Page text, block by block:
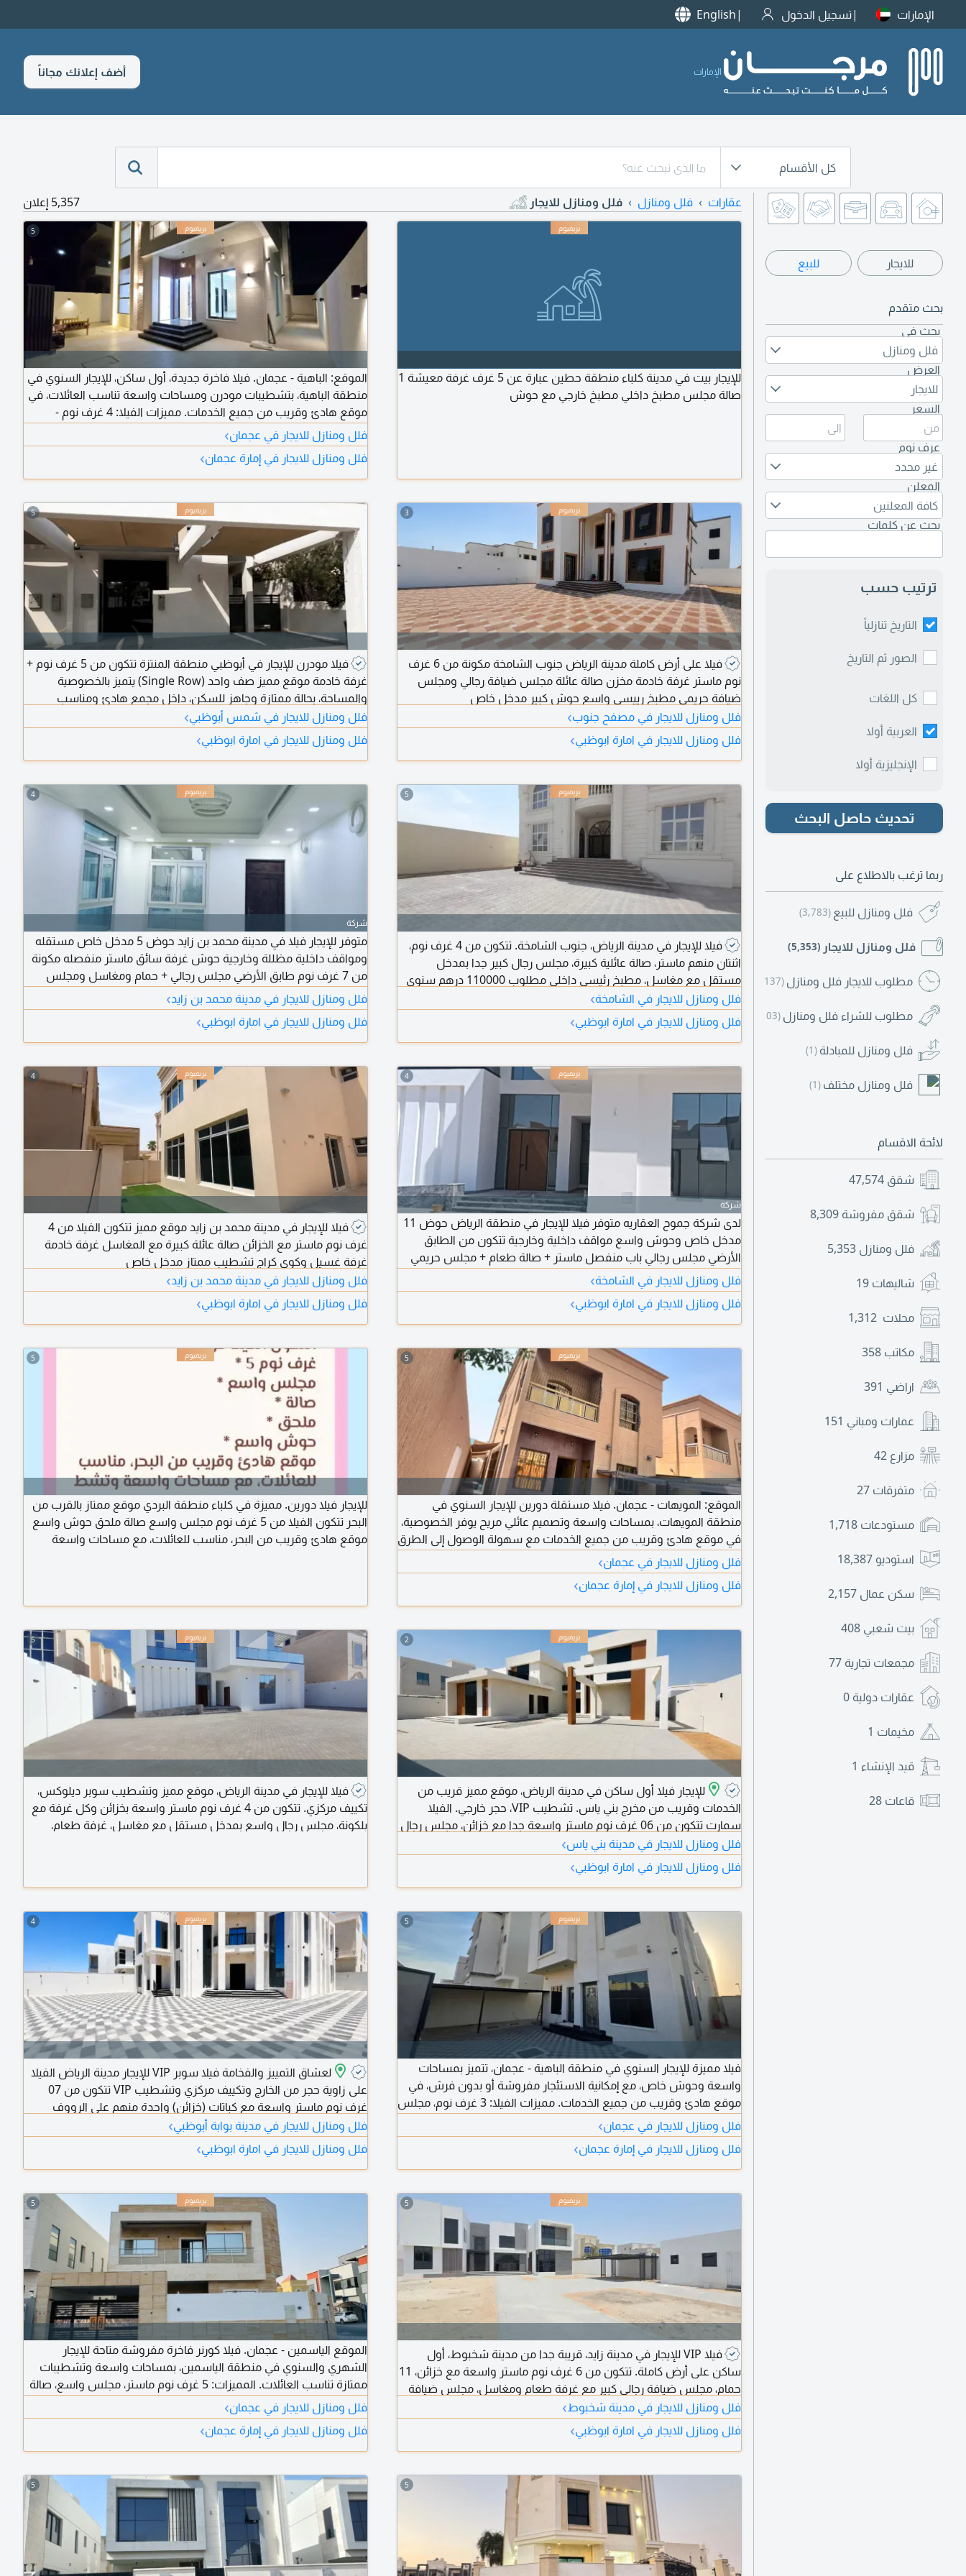
الإمارات تسجيل الدخول English
الإمارات أضف إعلانك مجاناً
كل الأقسام
للايجار للبيع
بحث متقدم
بحث في
فلل ومنازل
العرض
للايجار
السعر
عرف نوم
غير محدد
المعلن
كافة المعلنين
بحث عن كلمات
ترتيب حسب
التاريخ تنازلياً
الصور ثم التاريخ
كل اللغات
العربية أولا
الإنجليزية أولا
تحديث حاصل البحث
ربما ترغب بالاطلاع على
فلل ومنازل للبيع (3,783)
فلل ومنازل للايجار (5,353)
مطلوب للايجار فلل ومنازل (137)
مطلوب للشراء فلل ومنازل (103)
فلل ومنازل للمبادلة (1)
فلل ومنازل مختلف (1)
لائحة الاقسام
شقق 47,574
شقق مفروشة 8,309
فلل ومنازل 5,353
شاليهات 19
محلات 1,312
مكاتب 358
اراضي 391
عمارات ومباني 151
مزارع 42
متفرقات 27
مستودعات 1,718
استوديو 18,387
سكن عمال 2,157
بيت شعبي 408
مجمعات تجارية 77
عقارات دولية 0
مخيمات 1
قيد الإنشاء 1
قاعات 28
عقارات فلل ومنازل فلل ومنازل للايجار 5,357 إعلان
للإيجار بيت في مدينة كلباء منطقة حطين عبارة عن 5 غرف غرفة معيشة 1
صالة مجلس مطبخ داخلي مطبخ خارجي مع حوش
5
الموقع: الباهية - عجمان. فيلا فاخرة جديدة، أول ساكن، للإيجار السنوي في
منطقة الباهية، بتشطيبات مودرن ومساحات واسعة تناسب العائلات، في
موقع هادئ وقريب من جميع الخدمات. مميزات الفيلا: 4 غرف نوم -
طابقان + رووف - صالة واسعة - مجلس - غرفة خادمة - مطبخ على الطراز
الأوروبي - تشطيبات مودرن - أول ساكن - منطقة هادئة - قريبة من جميع
دفعات. التأمين: شيك.
فلل ومنازل للايجار في عجمان›
فلل ومنازل للايجار في إمارة عجمان›
3
فيلا على أرض كاملة مدينة الرياض جنوب الشامخة مكونة من 6 غرف
نوم ماستر غرفة خادمة مخزن صالة عائلة مجلس ضيافة رجالي ومجلس
ضيافة حريمي مطبخ رييسي واسع حوش كبير مدخل خاص
فلل ومنازل للايجار في مصفح جنوب›
فلل ومنازل للايجار في امارة ابوظبي›
5
فيلا مودرن للإيجار في أبوظبي منطقة المنتزة تتكون من 5 غرف نوم +
غرفة خادمة موقع مميز صف واحد (Single Row) يتميز بالخصوصية
والمساحة، بحالة ممتازة وجاهز للسكن، داخل مجمع هادئ ومناسب
للعائلات مواصفات العقار 5 غرف نوم (جميعها ماستر) غرفة خادمة صالة
معيشة واسعة + حمام للضيوف تراس حديقة خاصة مع تنسيق زراعي (لاند
سكيب) اطلالة مباشرة على حديقة المجمع نظام تبريد مائي نظام السلامة
Hasantuk نظام انتركوم تجهيز
فلل ومنازل للايجار في شمس أبوظبي›
فلل ومنازل للايجار في امارة ابوظبي›
5
فيلا للإيجار في مدينة الرياض، جنوب الشامخة. تتكون من 4 غرف نوم،
اثنتان منهم ماستر، صالة عائلية كبيرة، مجلس رجال كبير جدا بمدخل
مستقل مع مغاسل، مطبخ رئيسي داخلي مطلوب 110000 درهم سنوي
فلل ومنازل للايجار في الشامخة›
فلل ومنازل للايجار في امارة ابوظبي›
4
شركة
متوفر للإيجار فيلا في مدينة محمد بن زايد حوض 5 مدخل خاص مستقله
ومواقف داخلية مظللة وخارجية حوش غرفة سائق ماستر منفصله مكونة
من 7 غرف نوم طابق الأرضي مجلس رجالي + حمام ومغاسل ومجلس
مطبخ تحضيري غرفتين ماستر بكبتات و4 غرف بكبتات + 2 حمام وبلكونه
وغرفة خادمة
فلل ومنازل للايجار في مدينة محمد بن زايد›
فلل ومنازل للايجار في امارة ابوظبي›
4
شركة
لدى شركة جموح العقاريه متوفر فيلا للإيجار في منطقة الرياض حوض 11
مدخل خاص وحوش واسع مواقف داخلية وخارجية تتكون من الطابق
الأرضي مجلس رجالي باب منفصل ماستر + صالة طعام + مجلس حريمي
ماستر + صالة ماستر واسعه ويوجد لفت وغرفة خادمة ماستر ومطبخ
الطابق الثاني غرفة ماستر + دريسنج و2 غرفة ماستر وصالة ماستر
وواسعه
فلل ومنازل للايجار في الشامخة›
فلل ومنازل للايجار في امارة ابوظبي›
4
فيلا للإيجار في مدينة محمد بن زايد موقع مميز تتكون الفيلا من 4
غرف نوم ماستر مع الخزائن صالة عائلة كبيرة مع المغاسل غرفة خادمة
غرفة غسيل وكوي كراج تشطيب ممتاز مدخل خاص
فلل ومنازل للايجار في مدينة محمد بن زايد›
فلل ومنازل للايجار في امارة ابوظبي›
5
الموقع: المويهات - عجمان. فيلا مستقلة دورين للإيجار السنوي في
منطقة المويهات، بمساحات واسعة وتصميم عائلي مريح يوفر الخصوصية،
في موقع هادئ وقريب من جميع الخدمات مع سهولة الوصول إلى الطرق
كبيرة - مطبخ واسع - تكييف سبليت بالكامل - فيلا مستقلة - منطقة
الطابق الأرضي: غرفة.
فلل ومنازل للايجار في عجمان›
فلل ومنازل للايجار في إمارة عجمان›
5
للإيجار فيلا دورين. مميزة في كلباء منطقة البردي موقع ممتاز بالقرب من
البحر تتكون الفيلا من 5 غرف نوم مجلس واسع صالة ملحق حوش واسع
موقع هادئ وقريب من البحر، مناسب للعائلات، مع مساحات واسعة
2
للإيجار فيلا أول ساكن في مدينة الرياض، موقع مميز قريب من
الخدمات وقريب من مخرج بني ياس. تشطيب VIP، حجر خارجي. الفيلا
سمارت تتكون من 06 غرف نوم ماستر واسعة جدا مع خزائن، مجلس رجال
مجلس حريم، مطبخ رئيسي خارجي مع ستور، غرفة خادمة وغرفة غسيل
على السطح. تكييف مركزي وسبليت، بوابة الكترونية. الفيلا فيها توثيق
فلل ومنازل للايجار في مدينة بني ياس›
فلل ومنازل للايجار في امارة ابوظبي›
5
فيلا للإيجار في مدينة الرياض، موقع مميز وتشطيب سوبر ديلوكس،
تكييف مركزي. تتكون من 4 غرف نوم ماستر واسعة بخزائن وكل غرفة مع
بلكونة، مجلس رجال واسع بمدخل مستقل مع مغاسل، غرفة طعام،
5
فيلا مميزة للإيجار السنوي في منطقة الباهية - عجمان، تتميز بمساحات
واسعة وحوش خاص، مع إمكانية الاستئجار مفروشة أو بدون فرش، في
موقع هادئ وقريب من جميع الخدمات. مميزات الفيلا: 3 غرف نوم، مجلس
واسع، صالة كبيرة، غرفة خادمة، حوش واسع، موقف مغطى، موقف
خارجي. متوفرة مفروشة أو بدون فرش. منطقة سكنية هادئة، قريبة من
جميع الخدمات والطرق الرئيسية. الإيجار السنوي مفروش: 105,002 درهم
فلل ومنازل للايجار في عجمان›
فلل ومنازل للايجار في إمارة عجمان›
4
لعشاق التمييز والفخامة فيلا سوبر VIP للإيجار مدينة الرياض الفيلا
على زاوية حجر من الخارج وتكييف مركزي وتشطيب VIP تتكون من 07
غرف نوم ماستر واسعة مع كباتات (خزائن) واحدة منهم على الرووف
عائلية الأرضية واسعة جدا غرفة خادمة غرفة غسيل وكوي مطبخ رئيسي
خارجي واسع بتشطيب وتصميم عصري مع ستور واسع الفيلا تحتوي على
نظام كاميرات وفيها ساوند سيستم الفيلا
فلل ومنازل للايجار في مدينة بوابة أبوظبي›
فلل ومنازل للايجار في امارة ابوظبي›
5
فيلا VIP للإيجار في مدينة زايد، قريبة جدا من مدينة شخبوط، أول
ساكن على أرض كاملة. تتكون من 6 غرف نوم ماستر واسعة مع خزائن، 11
حمام، مجلس ضيافة رجالي كبير مع غرفة طعام ومغاسل، مجلس ضيافة
حريمي مع المغاسل، 2 صالة عائلية واسعة، ديكورات وواجهة مميزة، تكييف
مركزي، مطبخ رئيسي داخلي، مطبخ رئيسي خارجي، مطبخ تحضيري، ملحق
مظلات للسيارات
فلل ومنازل للايجار في مدينة شخبوط›
فلل ومنازل للايجار في امارة ابوظبي›
5
الموقع الياسمين - عجمان. فيلا كورنر فاخرة مفروشة متاحة للإيجار
الشهري والسنوي في منطقة الياسمين، بمساحات واسعة وتشطيبات
ممتازة تناسب العائلات. المميزات: 5 غرف نوم ماستر، مجلس واسع، صالة
كبيرة، غرفة خادمة، فيلا كورنر، مفروشة بالكامل، منطقة هادئة وقريبة من
جميع الخدمات، سهولة الوصول إلى الطرق الرئيسية. الإيجار الشهري
شامل الفواتير 12002 درهم. الإيجار السنوي مفروش 100002 درهم.
فلل ومنازل للايجار في عجمان›
فلل ومنازل للايجار في إمارة عجمان›
5
5